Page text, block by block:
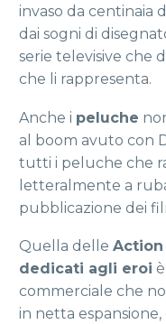
invaso da centinaia
dai sogni di
serie televisive che
che li rappresenta.
Anche i peluche
al boom avuto con
tutti i peluche che
letteralmente a
pubblicazione dei
Quella delle
dedicati agli eroi
commerciale che
in netta